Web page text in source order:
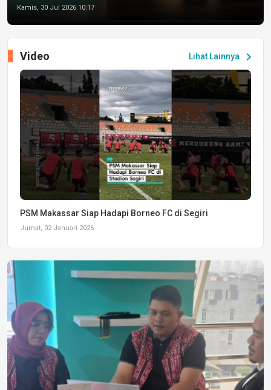
Kamis, 30 Jul 2026 10:17
Lihat Lainnya chevron_right
Video
PSM Makassar Siap Hadapi Borneo FC di Segiri
Jumat, 02 Januari 2026